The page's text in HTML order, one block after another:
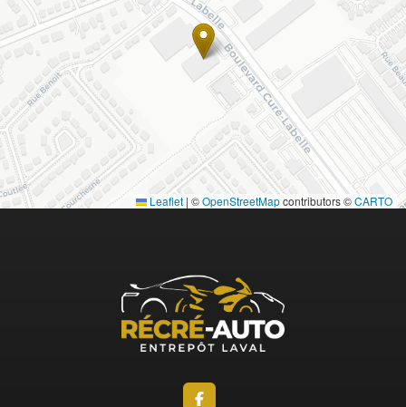
Leaflet | ©OpenStreetMapcontributors ©CARTO